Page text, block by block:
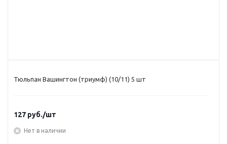
Тюльпан Вашингтон (триумф) (10/11) 5 шт
127 руб./шт
Нет в наличии